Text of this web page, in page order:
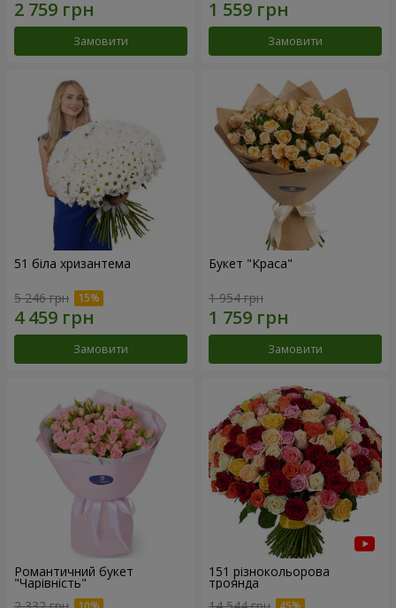
Замовити Замовити
51 біла хризантема
5 246 грн
Замовити
Букет "Краса"
1 954 грн
Замовити
Романтичний букет
"Чарівність"
151 різнокольорова
троянда